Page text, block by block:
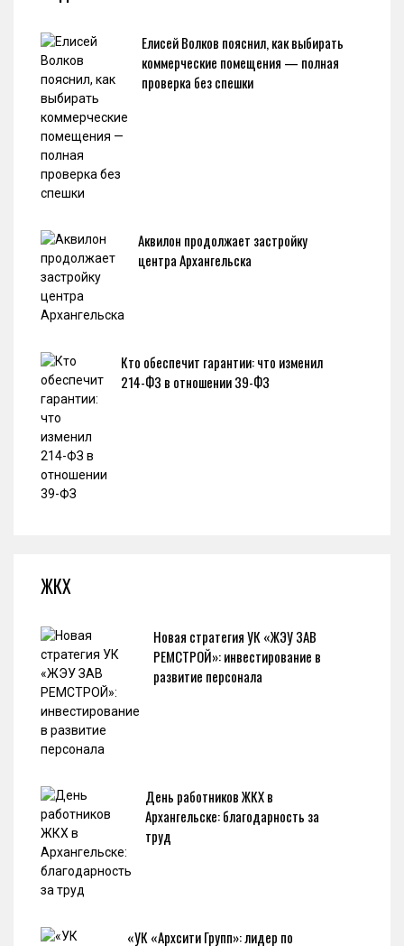
Елисей Волков пояснил, как выбирать
коммерческие помещения — полная
проверка без спешки
Аквилон продолжает застройку
центра Архангельска
Кто обеспечит гарантии: что изменил
214-ФЗ в отношении 39-ФЗ
ЖКХ
Новая стратегия УК «ЖЭУ ЗАВ
РЕМСТРОЙ»: инвестирование в
развитие персонала
День работников ЖКХ в
Архангельске: благодарность за
труд
«УК «Архсити Групп»: лидер по